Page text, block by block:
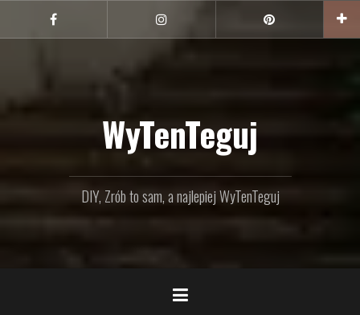
treści
Facebook Instagram
WyTenTeguj
DIY, Zrób to sam, a najlepiej WyTenTeguj